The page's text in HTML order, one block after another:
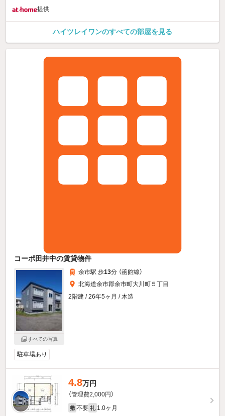
提供
ハイツレイワンのすべての部屋を見る
コーポ田井中の賃貸物件
すべての写真
余市駅 歩13分 （函館線）
北海道余市郡余市町大川町５丁目
2階建 / 26年5ヶ月 / 木造
駐車場あり
4.8万円
（管理費2,000円）
敷 不要 礼 1.0ヶ月